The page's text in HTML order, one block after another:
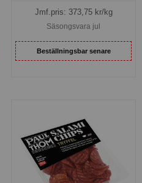
Jmf.pris: 373,75kr/kg
Säsongsvara jul
Beställningsbar senare